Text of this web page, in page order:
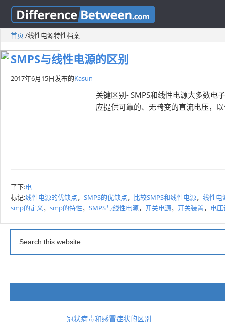
首页/线性电源特性档案
SMPS与线性电源的区别
2017年6月15日发布的Kasun
关键区别- SMPS和线性电源大多数电
应提供可靠的、无畸变的直流电压，
了下:电
标记:线性电源的优缺点， SMPS的优缺点， 比较SMPS和线性电源， 线性电
smp的定义， smp的特性， SMPS与线性电源， 开关电源， 开关装置， 电
冠状病毒和感冒症状的区别